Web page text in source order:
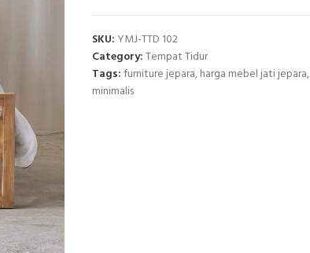
SKU: YMJ-TTD 102
Category:Tempat Tidur
Tags:furniture jepara,harga mebel jati jepara,
minimalis